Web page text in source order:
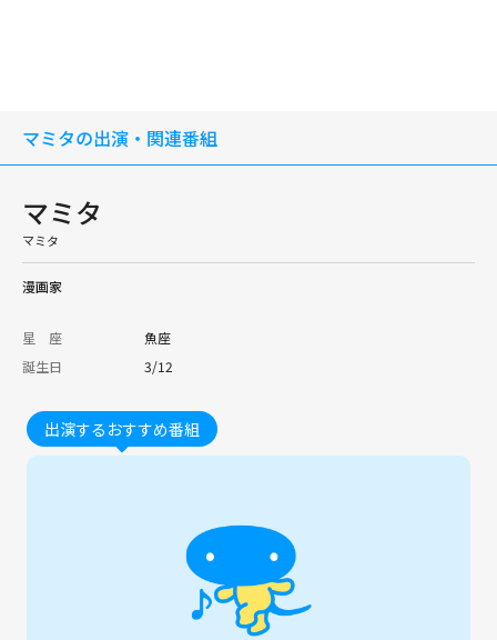
マミタの出演・関連番組
マミタ
マミタ
漫画家
星 座
魚座
誕生日
3/12
出演するおすすめ番組